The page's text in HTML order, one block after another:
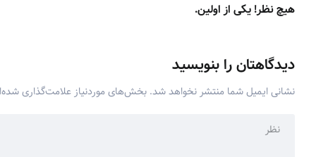
هیچ نظر! یکی از اولین.
دیدگاهتان را بنویسید
نشانی ایمیل شما منتشر نخواهد شد. بخش‌های موردنیاز علامت‌گذاری